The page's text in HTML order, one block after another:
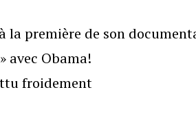
la première de son
avec Obama!
froidement